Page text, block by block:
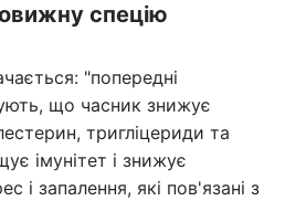
спецію
"попередні
що часник знижує
тригліцериди та
імунітет і знижує
і запалення, які пов'язані з